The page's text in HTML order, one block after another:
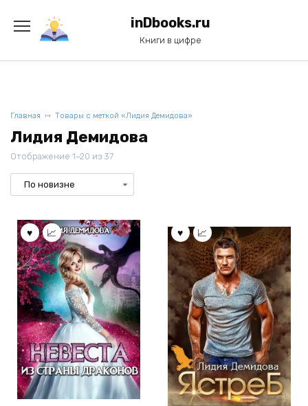
содержанию
inDbooks.ru
Книги в цифре
Главная Товары с меткой «Лидия Демидова»
Лидия Демидова
Отображение 1–20 из 37